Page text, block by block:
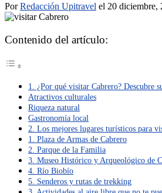
PorRedacción Upitravel el 20 diciembre,
Contenido del artículo:
1. ¿Por qué visitar Cabrero? Descubre
Atractivos culturales
Riqueza natural
Gastronomía local
2. Los mejores lugares turísticos para
1. Plaza de Armas de Cabrero
2. Parque de la Familia
3. Museo Histórico y Arqueológico de
4. Río Biobío
5. Senderos y rutas de trekking